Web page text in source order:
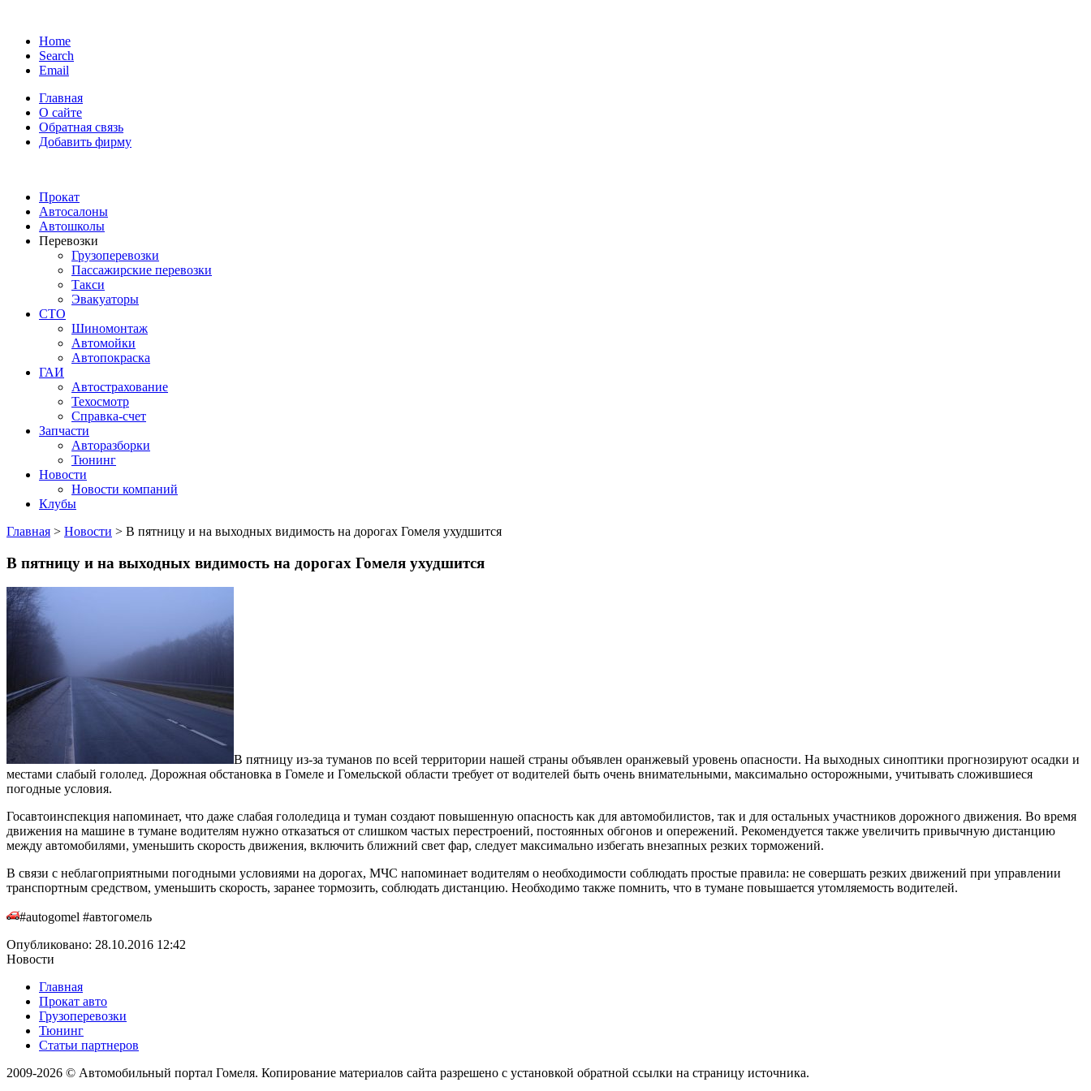
Home
Search
Email
Главная
О сайте
Обратная связь
Добавить фирму
Прокат
Автосалоны
Автошколы
Перевозки
Грузоперевозки
Пассажирские перевозки
Такси
Эвакуаторы
СТО
Шиномонтаж
Автомойки
Автопокраска
ГАИ
Автострахование
Техосмотр
Справка-счет
Запчасти
Авторазборки
Тюнинг
Новости
Новости компаний
Клубы
Главная > Новости > В пятницу и на выходных видимость на дорогах Гомеля ухудшится
В пятницу и на выходных видимость на дорогах Гомеля ухудшится
В пятницу из-за туманов по всей территории нашей страны объявлен оранжевый уровень опасности. На выходных синоптики прогнозируют осадки и
местами слабый гололед. Дорожная обстановка в Гомеле и Гомельской области требует от водителей быть очень внимательными, максимально осторожными, учитывать сложившиеся
погодные условия.
Госавтоинспекция напоминает, что даже слабая гололедица и туман создают повышенную опасность как для автомобилистов, так и для остальных участников дорожного движения. Во время
движения на машине в тумане водителям нужно отказаться от слишком частых перестроений, постоянных обгонов и опережений. Рекомендуется также увеличить привычную дистанцию
между автомобилями, уменьшить скорость движения, включить ближний свет фар, следует максимально избегать внезапных резких торможений.
В связи с неблагоприятными погодными условиями на дорогах, МЧС напоминает водителям о необходимости соблюдать простые правила: не совершать резких движений при управлении
транспортным средством, уменьшить скорость, заранее тормозить, соблюдать дистанцию. Необходимо также помнить, что в тумане повышается утомляемость водителей.
#autogomel #автогомель
Опубликовано: 28.10.2016 12:42
Новости
Главная
Прокат авто
Грузоперевозки
Тюнинг
Статьи партнеров
2009-2026 © Автомобильный портал Гомеля. Копирование материалов сайта разрешено с установкой обратной ссылки на страницу источника.